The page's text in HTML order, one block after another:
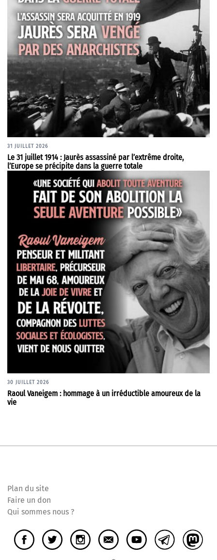
31 JUILLET 2026
Le 31 juillet 1914 : Jaurès assassiné par l’extrême droite,
l’Europe se précipite dans la guerre totale
30 JUILLET 2026
Raoul Vaneigem : hommage à un irréductible amoureux de la
vie
Plan du site
Faire un don
Qui sommes nous ?